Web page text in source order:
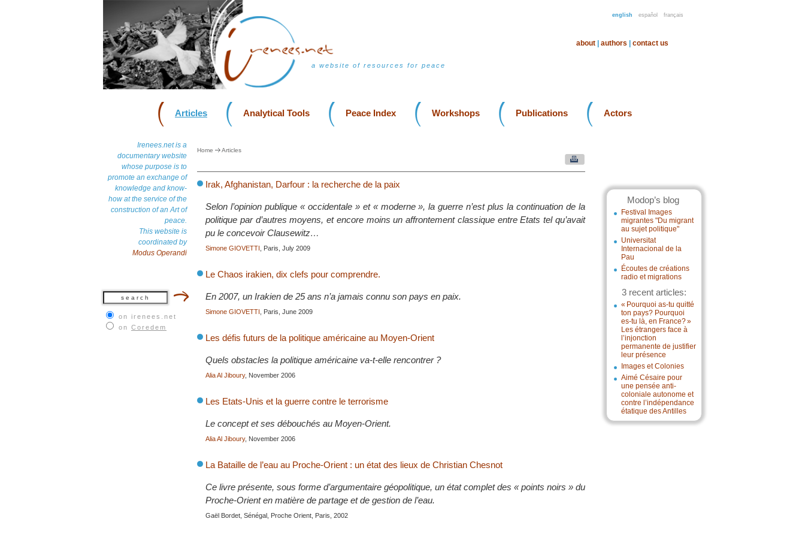
english español français
a website of resources for peace
about authors contact us
Articles Analytical Tools Peace Index Workshops Publications Actors
Irenees.net is a
documentary website
whose purpose is to
promote an exchange of
knowledge and know-
how at the service of the
construction of an Art of
peace.
This website is
coordinated by
Modus Operandi
on irenees.net
on Coredem
Modop’s blog
Festival Images
migrantes "Du migrant
au sujet politique"
Universitat
Internacional de la
Pau
Écoutes de créations
radio et migrations
3 recent articles:
« Pourquoi as-tu quitté
ton pays? Pourquoi
es-tu là, en France? »
Les étrangers face à
l’injonction
permanente de justifier
leur présence
Images et Colonies
Aimé Césaire pour
une pensée anti-
coloniale autonome et
contre l’indépendance
étatique des Antilles
Home Articles
Irak, Afghanistan, Darfour : la recherche de la paix
Selon l’opinion publique « occidentale » et « moderne », la guerre n’est plus la continuation de la
politique par d’autres moyens, et encore moins un affrontement classique entre Etats tel qu’avait
pu le concevoir Clausewitz…
Simone GIOVETTI , Paris, July 2009
Le Chaos irakien, dix clefs pour comprendre.
En 2007, un Irakien de 25 ans n’a jamais connu son pays en paix.
Simone GIOVETTI , Paris, June 2009
Les défis futurs de la politique américaine au Moyen-Orient
Quels obstacles la politique américaine va-t-elle rencontrer ?
Alia Al Jiboury, November 2006
Les Etats-Unis et la guerre contre le terrorisme
Le concept et ses débouchés au Moyen-Orient.
Alia Al Jiboury, November 2006
La Bataille de l’eau au Proche-Orient : un état des lieux de Christian Chesnot
Ce livre présente, sous forme d’argumentaire géopolitique, un état complet des « points noirs » du
Proche-Orient en matière de partage et de gestion de l’eau.
Gaël Bordet, Sénégal, Proche Orient, Paris, 2002